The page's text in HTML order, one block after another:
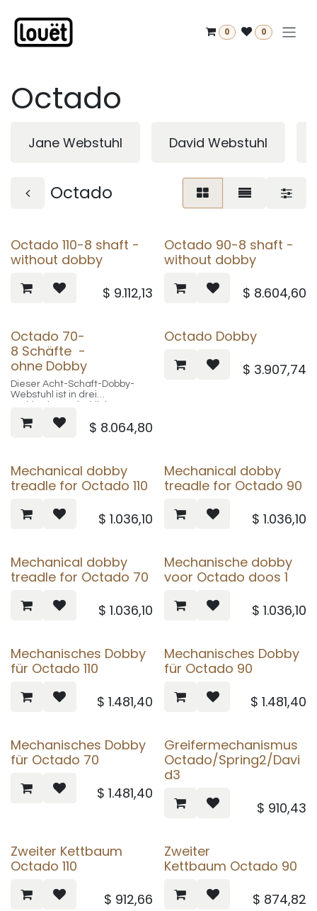
0 0
Octado
Jane Webstuhl David Webstuhl
Octado
Octado 110-8 shaft -
without dobby
$ 9.112,13
Octado 90-8 shaft -
without dobby
$ 8.604,60
Octado 70-
8 Schäfte -
ohne Dobby
Dieser Acht-Schaft-Dobby-
Webstuhl ist in drei
und 110 cm (27 3/4", 35 3/8"
und 43 1/4"). Der Octado
Mittelbaus (Castle) wird
vormontiert geliefert.
Zum Lieferumfang gehören
integriertes Litzenbrett, ein
Edelstahl-Webblatt 40-10 (10
Anbindestangen sowie 16
Kettstäbe.
einem elektronischen
$ 8.064,80
Octado Dobby
$ 3.907,74
Mechanical dobby
treadle for Octado 110
$ 1.036,10
Mechanical dobby
treadle for Octado 90
$ 1.036,10
Mechanical dobby
treadle for Octado 70
$ 1.036,10
Mechanische dobby
voor Octado doos 1
$ 1.036,10
Mechanisches Dobby
für Octado 110
$ 1.481,40
Mechanisches Dobby
für Octado 90
$ 1.481,40
Mechanisches Dobby
für Octado 70
$ 1.481,40
Greifermechanismus
Octado/Spring2/Davi
d3
$ 910,43
Zweiter Kettbaum
Octado 110
$ 912,66
Zweiter
Kettbaum Octado 90
$ 874,82